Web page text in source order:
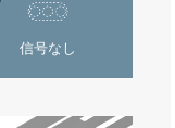
信号なし